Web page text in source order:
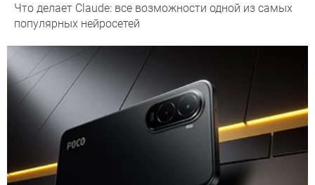
Что делает Сlaude: все возможности одной из самых
популярных нейросетей